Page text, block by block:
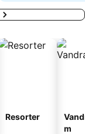
Resorter
m